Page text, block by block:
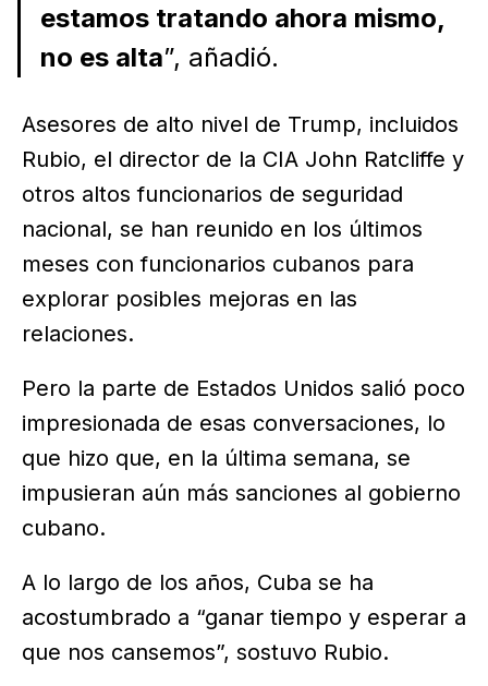
estamos tratando ahora mismo,
no es alta”, añadió.
Asesores de alto nivel de Trump, incluidos
Rubio, el director de la CIA John Ratcliffe y
otros altos funcionarios de seguridad
nacional, se han reunido en los últimos
meses con funcionarios cubanos para
explorar posibles mejoras en las
relaciones.
Pero la parte de Estados Unidos salió poco
impresionada de esas conversaciones, lo
que hizo que, en la última semana, se
impusieran aún más sanciones al gobierno
cubano.
A lo largo de los años, Cuba se ha
acostumbrado a “ganar tiempo y esperar a
que nos cansemos”, sostuvo Rubio.